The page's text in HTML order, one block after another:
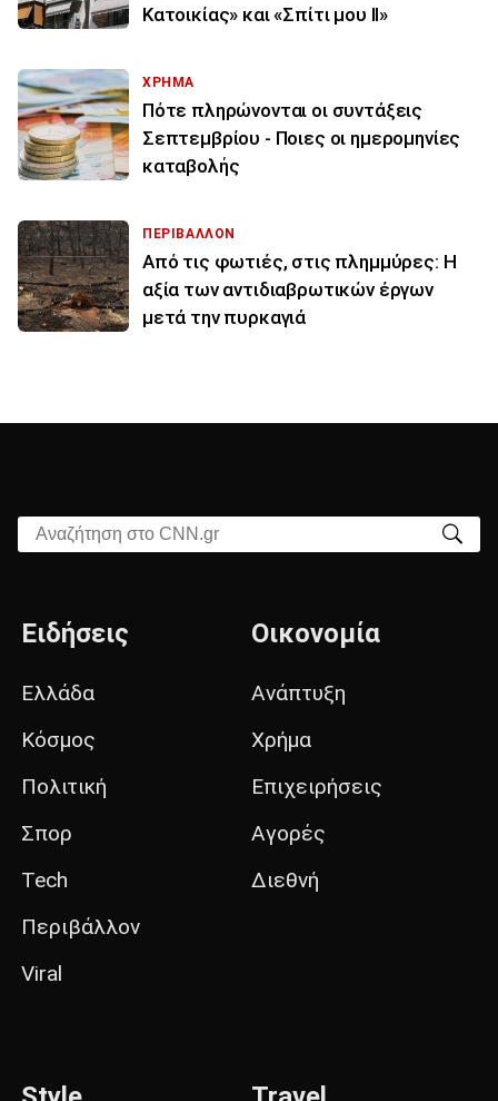
Κατοικίας» και «Σπίτι μου ΙΙ»
ΧΡΗΜΑ
Πότε πληρώνονται οι συντάξεις
Σεπτεμβρίου - Ποιες οι ημερομηνίες
καταβολής
ΠΕΡΙΒΑΛΛΟΝ
Από τις φωτιές, στις πλημμύρες: Η
αξία των αντιδιαβρωτικών έργων
μετά την πυρκαγιά
Αναζήτηση στο CNN.gr
Ειδήσεις
Ελλάδα
Κόσμος
Πολιτική
Σπορ
Tech
Περιβάλλον
Viral
Οικονομία
Ανάπτυξη
Χρήμα
Επιχειρήσεις
Αγορές
Διεθνή